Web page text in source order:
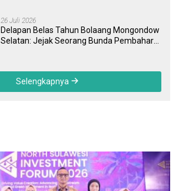
26 Juli 2026
Delapan Belas Tahun Bolaang Mongondow
Selatan: Jejak Seorang Bunda Pembaharu
Selengkapnya